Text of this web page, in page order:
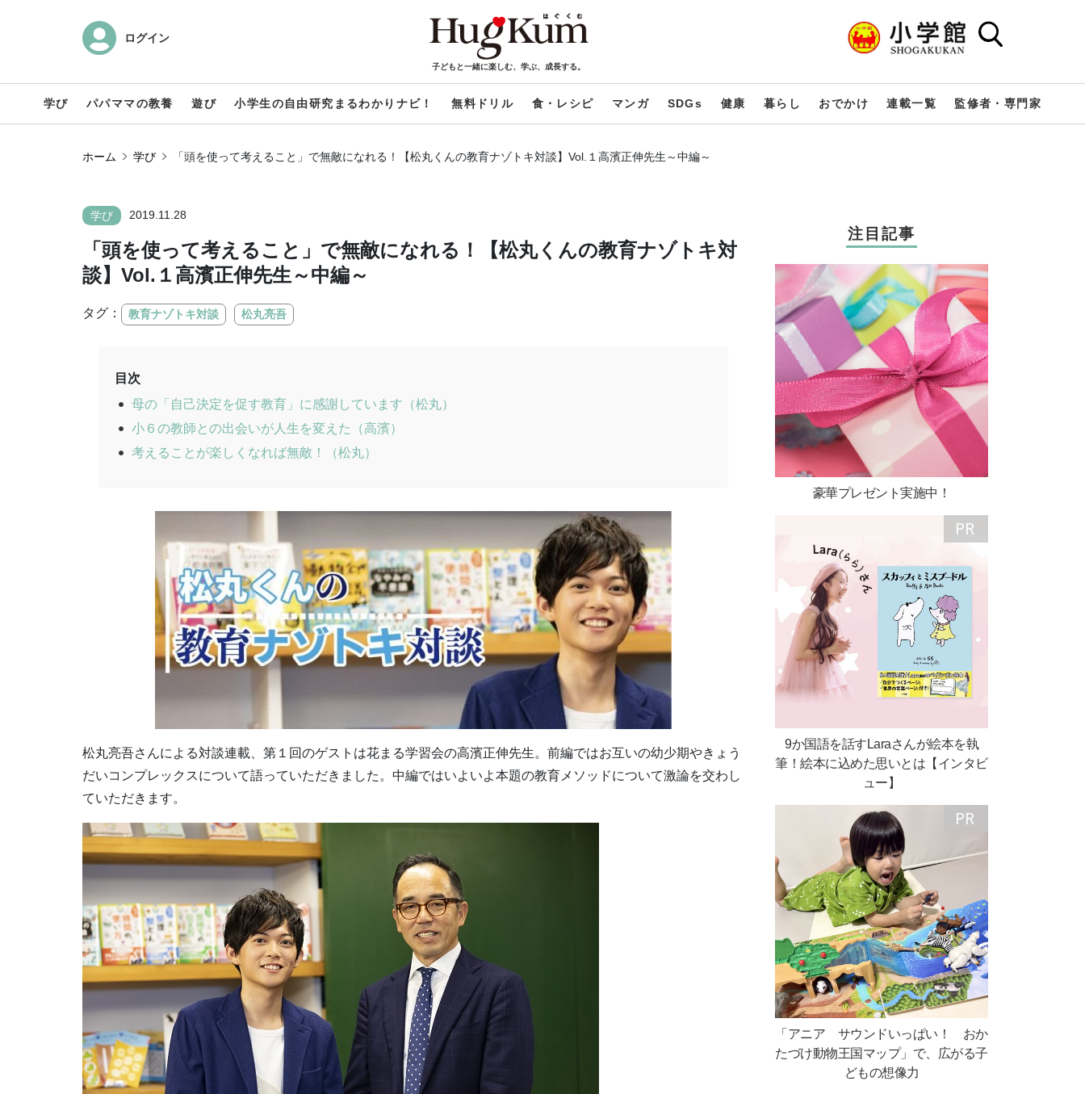
ログイン
子どもと一緒に楽しむ、学ぶ、成長する。
学び パパママの教養 遊び 小学生の自由研究まるわかりナビ！ 無料ドリル 食・レシピ マンガ SDGs 健康 暮らし おでかけ 連載一覧 監修者・専門家
ホーム 学び 「頭を使って考えること」で無敵になれる！【松丸くんの教育ナゾトキ対談】Vol.１高濱正伸先生～中編～
学び 2019.11.28
「頭を使って考えること」で無敵になれる！【松丸くんの教育ナゾトキ対
談】Vol.１高濱正伸先生～中編～
タグ： 教育ナゾトキ対談 松丸亮吾
目次
母の「自己決定を促す教育」に感謝しています（松丸）
小６の教師との出会いが人生を変えた（高濱）
考えることが楽しくなれば無敵！（松丸）
松丸亮吾さんによる対談連載、第１回のゲストは花まる学習会の高濱正伸先生。前編ではお互いの幼少期やきょう
だいコンプレックスについて語っていただきました。中編ではいよいよ本題の教育メソッドについて激論を交わし
ていただきます。
注目記事
豪華プレゼント実施中！
9か国語を話すLaraさんが絵本を執
筆！絵本に込めた思いとは【インタビ
ュー】
「アニア サウンドいっぱい！ おか
たづけ動物王国マップ」で、広がる子
どもの想像力